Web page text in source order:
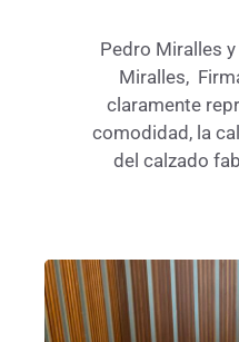
Pedro Miralles
Miralles,
claramente
comodidad, la
del calzado